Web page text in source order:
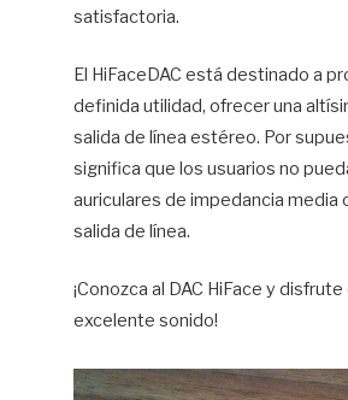
satisfactoria.
El HiFaceDAC está destinado a
definida utilidad, ofrecer una
salida de línea estéreo. Por
significa que los usuarios no
auriculares de impedancia media
salida de línea.
¡Conozca al DAC HiFace y disfrute
excelente sonido!